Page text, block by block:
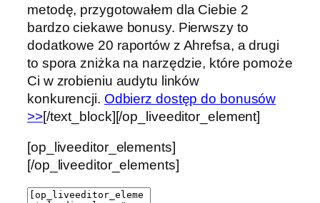
metodę, przygotowałem dla Ciebie 2
bardzo ciekawe bonusy. Pierwszy to
dodatkowe 20 raportów z Ahrefsa, a drugi
to spora zniżka na narzędzie, które pomoże
Ci w zrobieniu audytu linków
konkurencji. Odbierz dostęp do bonusów
>>[/text_block][/op_liveeditor_element]
[op_liveeditor_elements]
[/op_liveeditor_elements]